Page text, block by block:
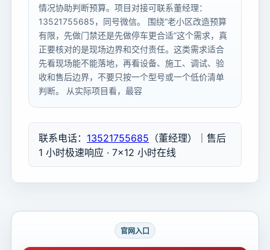
情况协助判断预算。项目对接可联系董经理：
13521755685，同号微信。 围绕“老小区改造预算
有限，先做门禁还是先做停车更合适”这个需求，真
正要核对的是现场边界和交付责任。这类需求适合
先看现场能不能落地，再看设备、施工、调试、验
收和售后边界，不要只按一个型号或一个低价清单
判断。 从实际项目看，最容
联系电话： 13521755685 （董经理）｜售后
1 小时极速响应 · 7×12 小时在线
官网入口